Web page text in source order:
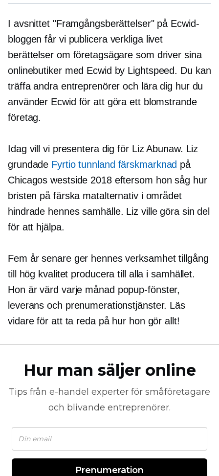
I avsnittet "Framgångsberättelser" på Ecwid-
bloggen får vi publicera verkliga livet
berättelser om företagsägare som driver sina
onlinebutiker med Ecwid by Lightspeed. Du kan
träffa andra entreprenörer och lära dig hur du
använder Ecwid för att göra ett blomstrande
företag.
Idag vill vi presentera dig för Liz Abunaw. Liz
grundade Fyrtio tunnland färskmarknad på
Chicagos westside 2018 eftersom hon såg hur
bristen på färska matalternativ i området
hindrade hennes samhälle. Liz ville göra sin del
för att hjälpa.
Fem år senare ger hennes verksamhet tillgång
till
hög kvalitet producera till alla i samhället.
Hon är värd varje månad popup-fönster,
leverans och prenumerationstjänster. Läs
vidare för att ta reda på hur hon gör allt!
Hur man säljer online
Tips från e-handel experter för småföretagare
och blivande entreprenörer.
Prenumeration